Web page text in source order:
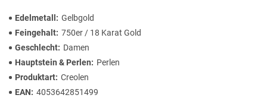
Edelmetall
Gelbgold
Feingehalt 750er / 18 Karat Gold
Geschlecht
Damen
Hauptstein & Perlen
Perlen
Produktart Creolen
EAN
4053642851499